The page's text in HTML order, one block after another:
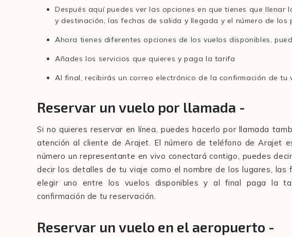
Después aquí puedes ver las opciones en que tienes que
y destinación, las fechas de salida y llegada y el número de los
Ahora tienes diferentes opciones de los vuelos disponibles,
Añades los servicios que quieres y paga la tarifa
Al final, recibirás un correo electrónico de la confirmación de tu
Reservar un vuelo por llamada -
Si no quieres reservar en línea, puedes hacerlo por llamada
atención al cliente de Arajet. El número de teléfono de Arajet
número un representante en vivo conectará contigo, puedes
decir los detalles de tu viaje como el nombre de los lugares, las
elegir uno entre los vuelos disponibles y al final paga la
confirmación de tu reservación.
Reservar un vuelo en el aeropuerto -